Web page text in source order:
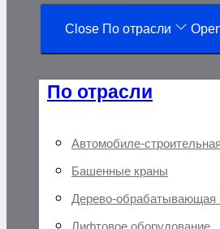
Close По отрасли
По отрасли
Автомобиле-
Башенные краны
Дерево-обрабатывающая